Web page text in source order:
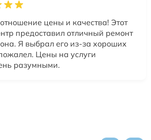
цены и качества! Этот
предоставил отличный ремонт
Я выбрал его из-за хороших
Цены на услуги
разумными.